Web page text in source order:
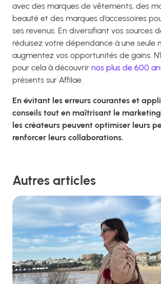
avec des marques de vêtements, des
beauté et des marques d’accessoires
ses revenus. En diversifiant vos sources
réduisez votre dépendance à une seule
augmentez vos opportunités de gains.
pour cela à découvrir nos plus de 600
présents sur Affilae.
En évitant les erreurs courantes et
conseils tout en maîtrisant le
les créateurs peuvent optimiser leurs
renforcer leurs collaborations.
Autres articles